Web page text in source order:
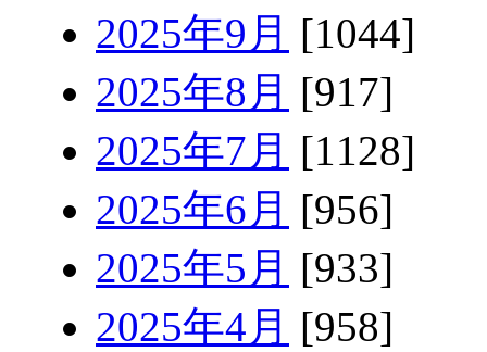
2025年9月 [1044]
2025年8月 [917]
2025年7月 [1128]
2025年6月 [956]
2025年5月 [933]
2025年4月 [958]